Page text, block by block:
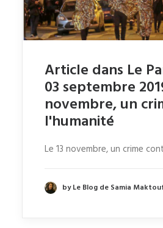
Article dans Le
03 septembre
novembre, un
l'humanité
Le 13 novembre, un crime
by Le Blog de Samia